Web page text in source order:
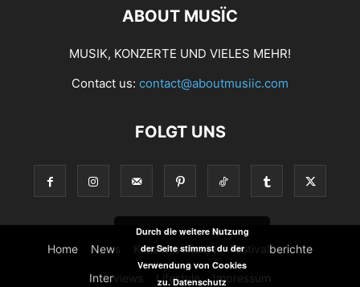
ABOUT MUSÏC
MUSIK, KONZERTE UND VIELES MEHR!
Contact us: contact@aboutmusiic.com
FOLGT UNS
Home News Konzertberichte Festivalberichte
Interviews Lifestyle Impressum
Durch die weitere Nutzung
der Seite stimmst du der
Verwendung von Cookies
zu.Datenschutz